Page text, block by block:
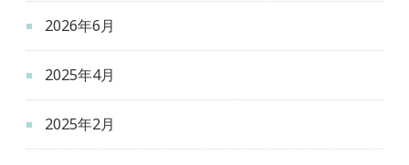
2026年6月
2025年4月
2025年2月